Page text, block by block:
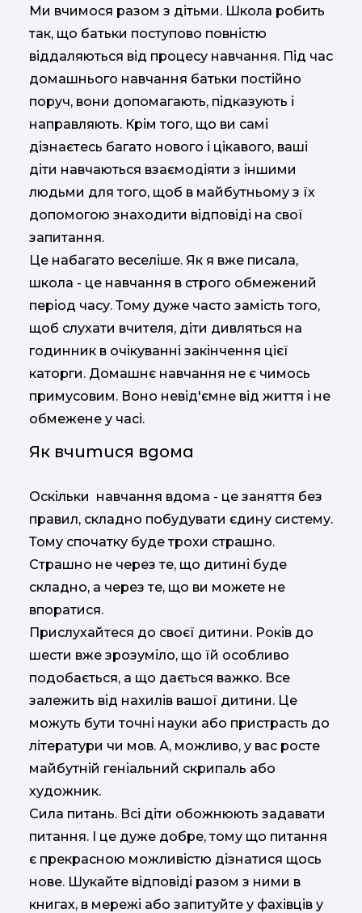
Ми вчимося разом з дітьми. Школа робить
так, що батьки поступово повністю
віддаляються від процесу навчання. Під час
домашнього навчання батьки постійно
поруч, вони допомагають, підказують і
направляють. Крім того, що ви самі
дізнаєтесь багато нового і цікавого, ваші
діти навчаються взаємодіяти з іншими
людьми для того, щоб в майбутньому з їх
допомогою знаходити відповіді на свої
запитання.
Це набагато веселіше. Як я вже писала,
школа - це навчання в строго обмежений
період часу. Тому дуже часто замість того,
щоб слухати вчителя, діти дивляться на
годинник в очікуванні закінчення цієї
каторги. Домашнє навчання не є чимось
примусовим. Воно невід'ємне від життя і не
обмежене у часі.
Як вчитися вдома
Оскільки навчання вдома - це заняття без
правил, складно побудувати єдину систему.
Тому спочатку буде трохи страшно.
Страшно не через те, що дитині буде
складно, а через те, що ви можете не
впоратися.
Прислухайтеся до своєї дитини. Років до
шести вже зрозуміло, що їй особливо
подобається, а що дається важко. Все
залежить від нахилів вашої дитини. Це
можуть бути точні науки або пристрасть до
літератури чи мов. А, можливо, у вас росте
майбутній геніальний скрипаль або
художник.
Сила питань. Всі діти обожнюють задавати
питання. І це дуже добре, тому що питання
є прекрасною можливістю дізнатися щось
нове. Шукайте відповіді разом з ними в
книгах, в мережі або запитуйте у фахівців у